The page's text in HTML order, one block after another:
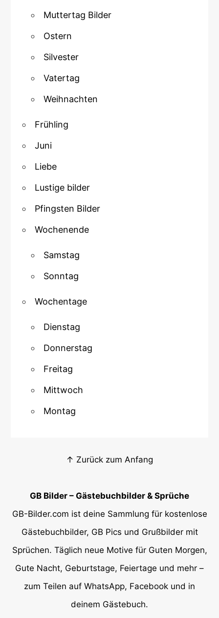
Muttertag Bilder
Ostern
Silvester
Vatertag
Weihnachten
Frühling
Juni
Liebe
Lustige bilder
Pfingsten Bilder
Wochenende
Samstag
Sonntag
Wochentage
Dienstag
Donnerstag
Freitag
Mittwoch
Montag
↑ Zurück zum Anfang
GB Bilder – Gästebuchbilder & Sprüche
GB-Bilder.com ist deine Sammlung für kostenlose
Gästebuchbilder, GB Pics und Grußbilder mit
Sprüchen. Täglich neue Motive für Guten Morgen,
Gute Nacht, Geburtstage, Feiertage und mehr –
zum Teilen auf WhatsApp, Facebook und in
deinem Gästebuch.